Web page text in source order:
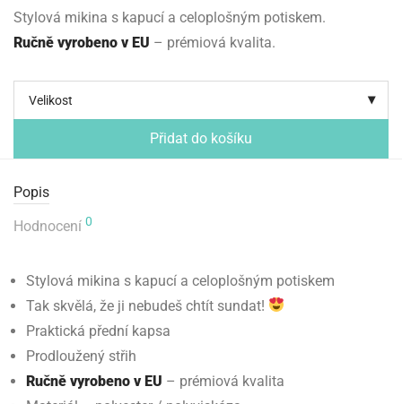
Stylová mikina s kapucí a celoplošným potiskem.
Ručně vyrobeno v EU – prémiová kvalita.
Velikost
Přidat do košíku
Popis
Hodnocení 0
Stylová mikina s kapucí a celoplošným potiskem
Tak skvělá, že ji nebudeš chtít sundat!
Praktická přední kapsa
Prodloužený střih
Ručně vyrobeno v EU – prémiová kvalita